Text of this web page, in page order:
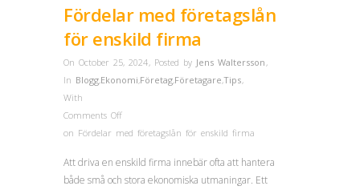
Fördelar med företagslån
för enskild firma
On October 25, 2024, Posted by Jens Waltersson ,
In Blogg,Ekonomi,Företag,Företagare,Tips,
With
Comments Off
on Fördelar med företagslån för enskild firma
Att driva en enskild firma innebär ofta att hantera
både små och stora ekonomiska utmaningar. Ett